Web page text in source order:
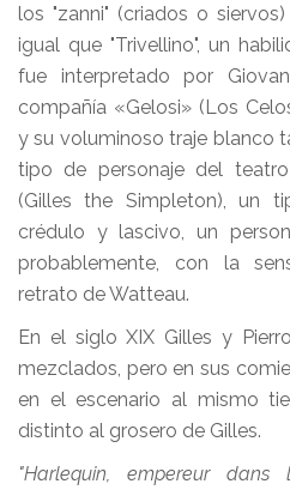
los "zanni" (criados o
igual que "Trivellino", un
fue interpretado por
compañía «Gelosi» (Los
y su voluminoso traje blanco
tipo de personaje del
(Gilles the Simpleton), un
crédulo y lascivo, un
probablemente, con la
retrato de Watteau.
En el siglo XIX Gilles y
mezclados, pero en sus
en el escenario al mismo
distinto al grosero de Gilles.
"Harlequin, empereur dans